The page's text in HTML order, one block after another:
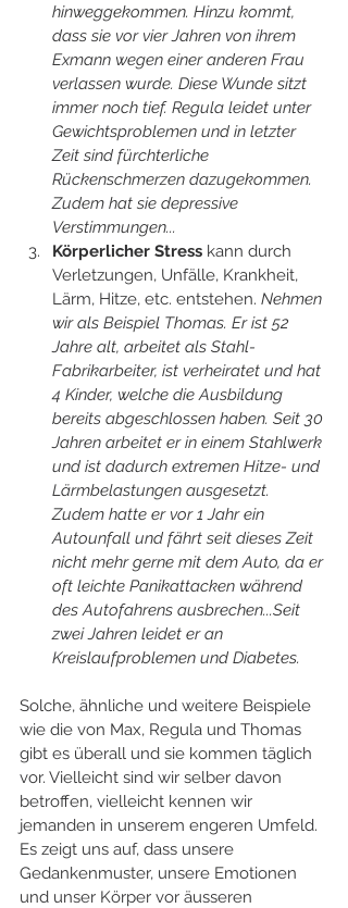
hinweggekommen. Hinzu kommt,
dass sie vor vier Jahren von ihrem
Exmann wegen einer anderen Frau
verlassen wurde. Diese Wunde sitzt
immer noch tief. Regula leidet unter
Gewichtsproblemen und in letzter
Zeit sind fürchterliche
Rückenschmerzen dazugekommen.
Zudem hat sie depressive
Verstimmungen...
Körperlicher Stress kann durch
Verletzungen, Unfälle, Krankheit,
Lärm, Hitze, etc. entstehen. Nehmen
wir als Beispiel Thomas. Er ist 52
Jahre alt, arbeitet als Stahl-
Fabrikarbeiter, ist verheiratet und hat
4 Kinder, welche die Ausbildung
bereits abgeschlossen haben. Seit 30
Jahren arbeitet er in einem Stahlwerk
und ist dadurch extremen Hitze- und
Lärmbelastungen ausgesetzt.
Zudem hatte er vor 1 Jahr ein
Autounfall und fährt seit dieses Zeit
nicht mehr gerne mit dem Auto, da er
oft leichte Panikattacken während
des Autofahrens ausbrechen...Seit
zwei Jahren leidet er an
Kreislaufproblemen und Diabetes.
Solche, ähnliche und weitere Beispiele
wie die von Max, Regula und Thomas
gibt es überall und sie kommen täglich
vor. Vielleicht sind wir selber davon
betroffen, vielleicht kennen wir
jemanden in unserem engeren Umfeld.
Es zeigt uns auf, dass unsere
Gedankenmuster, unsere Emotionen
und unser Körper vor äusseren